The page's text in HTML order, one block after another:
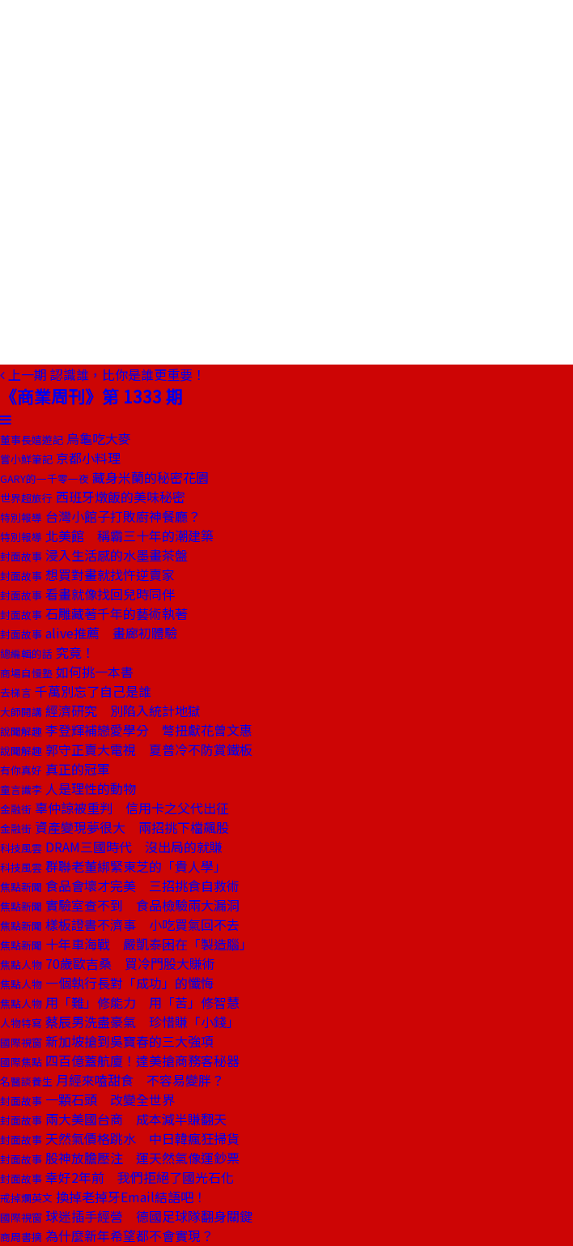
上一期 認識誰，比你是誰更重要！
《商業周刊》第 1333 期
董事長嬉遊記 烏龜吃大麥
嘗小鮮筆記 京都小料理
GARY的一千零一夜 藏身米蘭的秘密花園
世界超旅行 西班牙燉飯的美味秘密
特別報導 台灣小館子打敗廚神餐廳？
特別報導 北美館 稱霸三十年的潮建築
封面故事 浸入生活感的水墨畫茶盤
封面故事 想買對畫就找忤逆賣家
封面故事 看畫就像找回兒時同伴
封面故事 石雕藏著千年的藝術執著
封面故事 alive推薦 畫廊初體驗
總編輯的話 究竟！
商場自慢塾 如何挑一本書
去梯言 千萬別忘了自己是誰
大師開講 經濟研究 別陷入統計地獄
說聞解趣 李登輝補戀愛學分 彆扭獻花曾文惠
說聞解趣 郭守正賣大電視 夏普冷不防賞鐵板
有你真好 真正的冠軍
童言識李 人是理性的動物
金融街 辜仲諒被重判 信用卡之父代出征
金融街 資產變現夢很大 兩招挑下檔飆股
科技風雲 DRAM三國時代 沒出局的就賺
科技風雲 群聯老董綁緊東芝的「貴人學」
焦點新聞 食品會壞才完美 三招挑食自救術
焦點新聞 實驗室查不到 食品檢驗兩大漏洞
焦點新聞 樣板證書不濟事 小吃買氣回不去
焦點新聞 十年車海戰 嚴凱泰困在「製造腦」
焦點人物 70歲歐吉桑 買冷門股大賺術
焦點人物 一個執行長對「成功」的懺悔
焦點人物 用「難」修能力 用「苦」修智慧
人物特寫 蔡辰男洗盡豪氣 珍惜賺「小錢」
國際視窗 新加坡搶到吳寶春的三大強項
國際焦點 四百億蓋航廈！達美搶商務客秘器
名醫談養生 月經來嗑甜食 不容易變胖？
封面故事 一顆石頭 改變全世界
封面故事 兩大美國台商 成本減半賺翻天
封面故事 天然氣價格跳水 中日韓瘋狂掃貨
封面故事 股神放膽壓注 運天然氣像運鈔票
封面故事 幸好2年前 我們拒絕了國光石化
戒掉爛英文 換掉老掉牙Email結語吧！
國際視窗 球迷插手經營 德國足球隊翻身關鍵
商周書摘 為什麼新年希望都不會實現？